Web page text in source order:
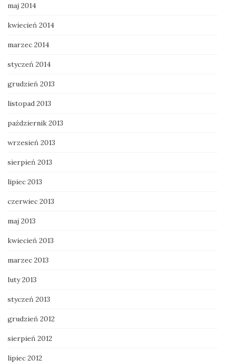
maj 2014
kwiecień 2014
marzec 2014
styczeń 2014
grudzień 2013
listopad 2013
październik 2013
wrzesień 2013
sierpień 2013
lipiec 2013
czerwiec 2013
maj 2013
kwiecień 2013
marzec 2013
luty 2013
styczeń 2013
grudzień 2012
sierpień 2012
lipiec 2012